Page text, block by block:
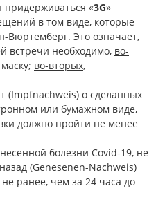
«3G»
в том виде, которые
Вюртемберг. Это означает,
встречи необходимо, во-
во-вторых,
(Impfnachweis) о сделанных
или бумажном виде,
должно пройти не менее
болезни Covid-19, не
(Genesenen-Nachweis)
ранее, чем за 24 часа до